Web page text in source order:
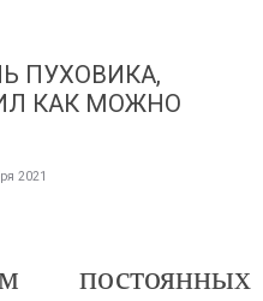
СПІДНИЦЕЮ: ЩО ОБРАТИ
ПУХОВИКА,
КАК МОЖНО
2021
постоянных